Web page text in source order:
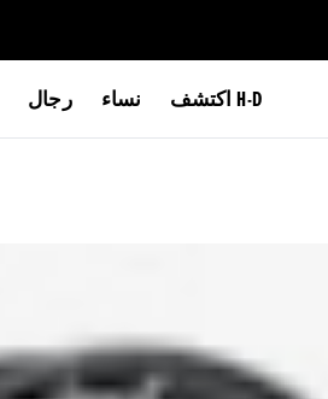
رجال نساء اكتشف H-D